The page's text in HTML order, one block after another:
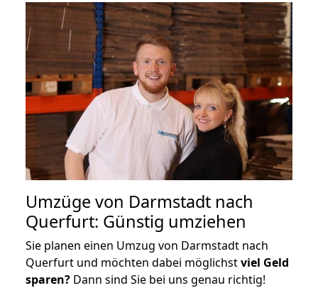
Umzüge von Darmstadt nach
Querfurt: Günstig umziehen
Sie planen einen Umzug von Darmstadt nach
Querfurt und möchten dabei möglichstviel Geld
sparen? Dann sind Sie bei uns genau richtig!